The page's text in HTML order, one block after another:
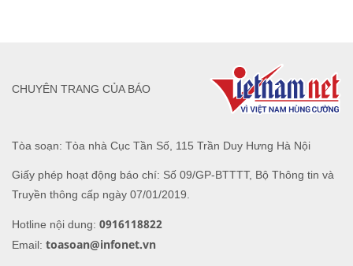
Tòa soạn: Tòa nhà Cục Tần Số, 115 Trần Duy Hưng Hà Nội
Giấy phép hoạt động báo chí: Số 09/GP-BTTTT, Bộ Thông tin và
Truyền thông cấp ngày 07/01/2019.
Hotline nội dung: 0916118822
Email: toasoan@infonet.vn
CHUYÊN TRANG CỦA BÁO